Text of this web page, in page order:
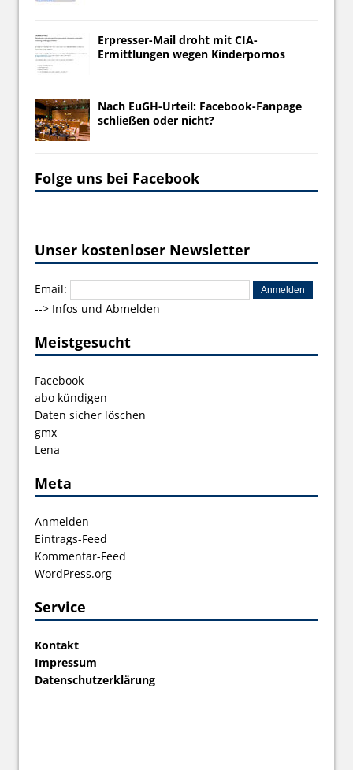
Erpresser-Mail droht mit CIA-
Ermittlungen wegen Kinderpornos
Nach EuGH-Urteil: Facebook-Fanpage
schließen oder nicht?
Folge uns bei Facebook
Unser kostenloser Newsletter
Email:
--> Infos und Abmelden
Meistgesucht
Facebook
abo kündigen
Daten sicher löschen
gmx
Lena
Meta
Anmelden
Eintrags-Feed
Kommentar-Feed
WordPress.org
Service
Kontakt
Impressum
Datenschutzerklärung